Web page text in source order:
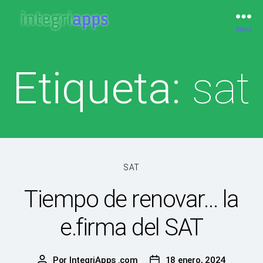
Menú
Etiqueta: sat
Categorías
SAT
Tiempo de renovar… la
e.firma del SAT
Autor
Por IntegriApps .com
Fecha18 enero, 2024